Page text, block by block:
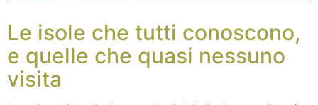
Le isole che tutti conoscono,
e quelle che quasi nessuno
visita